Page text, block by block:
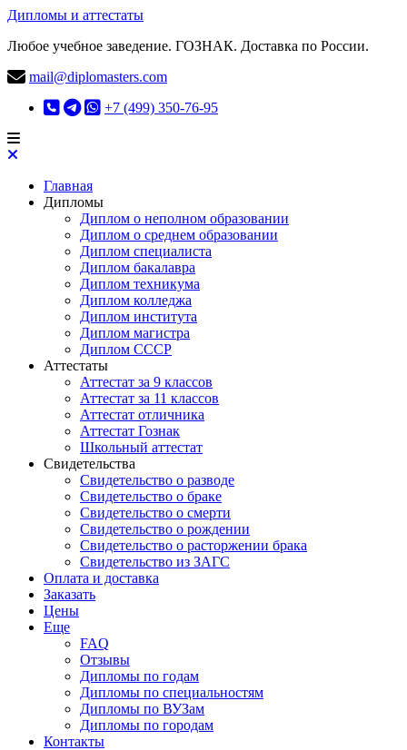
Дипломы и аттестаты
Любое учебное заведение. ГОЗНАК. Доставка по России.
mail@diplomasters.com
+7 (499) 350-76-95
Главная
Дипломы
Диплом о неполном образовании
Диплом о среднем образовании
Диплом специалиста
Диплом бакалавра
Диплом техникума
Диплом колледжа
Диплом института
Диплом магистра
Диплом СССР
Аттестаты
Аттестат за 9 классов
Аттестат за 11 классов
Аттестат отличника
Аттестат Гознак
Школьный аттестат
Свидетельства
Свидетельство о разводе
Свидетельство о браке
Свидетельство о смерти
Свидетельство о рождении
Свидетельство о расторжении брака
Свидетельство из ЗАГС
Оплата и доставка
Заказать
Цены
Еще
FAQ
Отзывы
Дипломы по годам
Дипломы по специальностям
Дипломы по ВУЗам
Дипломы по городам
Контакты